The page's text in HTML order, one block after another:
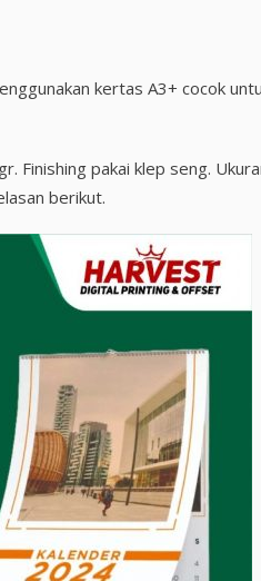
kertas A3+ cocok
Finishing pakai klep seng.
berikut.